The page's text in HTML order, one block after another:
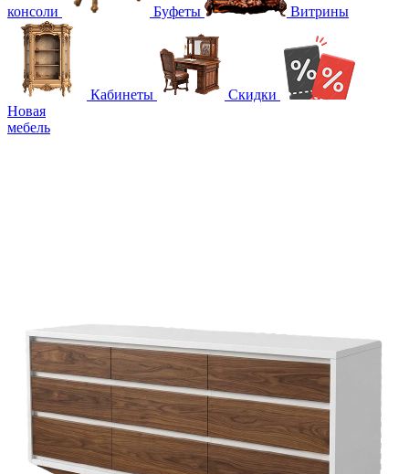
консоли Буфеты Витрины
Кабинеты
Скидки
Новая
мебель